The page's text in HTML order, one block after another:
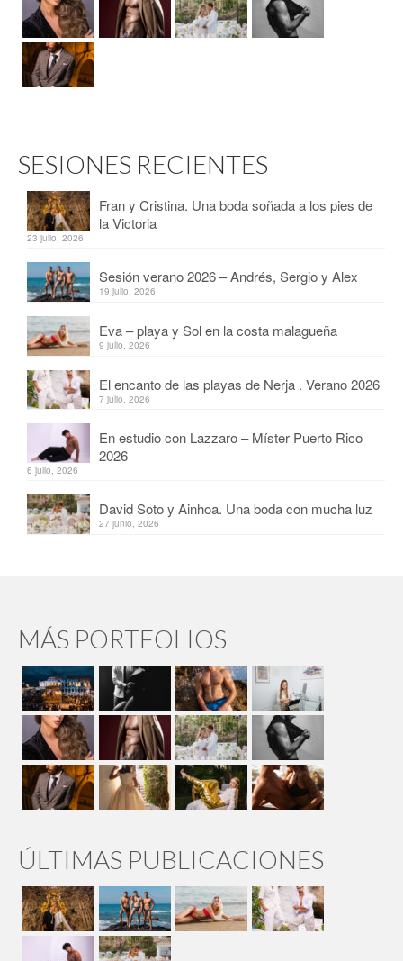
SESIONES RECIENTES
Fran y Cristina. Una boda soñada a los pies de
la Victoria
23 julio, 2026
Sesión verano 2026 – Andrés, Sergio y Alex
19 julio, 2026
Eva – playa y Sol en la costa malagueña
9 julio, 2026
El encanto de las playas de Nerja . Verano 2026
7 julio, 2026
En estudio con Lazzaro – Míster Puerto Rico
2026
6 julio, 2026
David Soto y Ainhoa. Una boda con mucha luz
27 junio, 2026
MÁS PORTFOLIOS
ÚLTIMAS PUBLICACIONES